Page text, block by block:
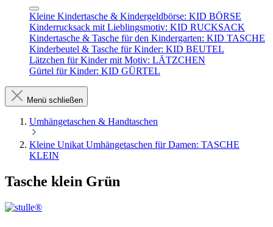
Kleine Kindertasche & Kindergeldbörse: KID BÖRSE
Kinderrucksack mit Lieblingsmotiv: KID RUCKSACK
Kindertasche & Tasche für den Kindergarten: KID TASCHE
Kinderbeutel & Tasche für Kinder: KID BEUTEL
Lätzchen für Kinder mit Motiv: LÄTZCHEN
Gürtel für Kinder: KID GÜRTEL
Menü schließen
Umhängetaschen & Handtaschen
Kleine Unikat Umhängetaschen für Damen: TASCHE
KLEIN
Tasche klein Grün